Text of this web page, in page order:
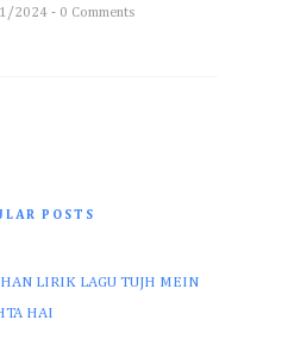
2024 - 0 Comments
POSTS
LIRIK LAGU TUJH MEIN
HAI